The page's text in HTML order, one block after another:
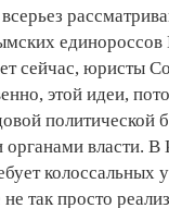
юристы
этой идеи,
власти. В
так просто